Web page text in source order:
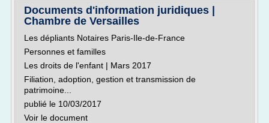
Documents d'information juridiques |
Chambre de Versailles
Les dépliants Notaires Paris-Ile-de-France
Personnes et familles
Les droits de l'enfant | Mars 2017
Filiation, adoption, gestion et transmission de
patrimoine...
publié le 10/03/2017
Voir le document